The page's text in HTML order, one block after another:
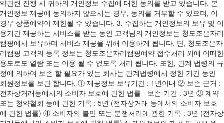
약관련 진행 시 귀하의 개인정보 수집에 대한 동의를 받고 있습니다. 본
개인정보 제공에 동의하지 않으시는 경우, 동의를 거부할 수 있으며, 이
경우 상품예약이 제한될 수 있습니다. 3. 수집하는 개인정보의 보유 및 이
용기간 제공하는 서비스를 받는 동안 고객님의 개인정보는 청도조은자리
캠핑에서 보유하며 서비스 제공을 위해 이용하게 됩니다. 단, 청도조은자
리캠핑 고객의 등록 정보는 청도조은자리캠핑예약 접수처리 외에 어떠한
용도로도 열람 또는 이용 될 수 없도록 처리 됩니다. 또한, 관계 법령의 규
정에 의하여 보존 할 필요가 있는 회사는 관계법령에서 정한 기간 동안
회원정보를 보관 합니다. ① 제공정보 보유기간 : 1년이내 ② 보존 근거 :
전자상거래등에서의 소비자 보호에 관한 법률 - 보존 기간 : 3년 ③ 계약
또는 청약철회 등에 관한 기록 : 5년 (전자상거래 등에서의 소비자 보호
에 관한 법률) ④ 소비자의 불만 또는 분쟁처리에 관한 기록 : 3년 (전자상